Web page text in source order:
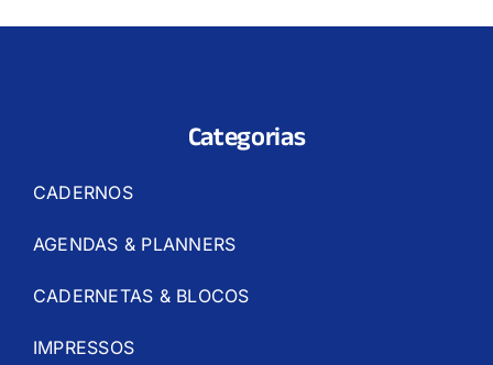
Categorias
CADERNOS
AGENDAS & PLANNERS
CADERNETAS & BLOCOS
IMPRESSOS